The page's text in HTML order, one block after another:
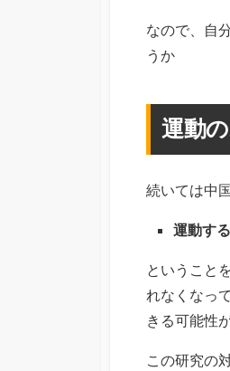
なので、自
うか
運動
続いては中
運動す
ということ
れなくなっ
きる可能性
この研究の